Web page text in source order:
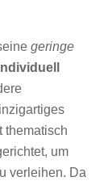
geringe
thematisch
um
verleihen. Da